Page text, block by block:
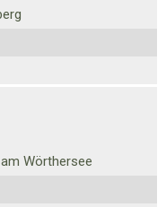
Wörthersee